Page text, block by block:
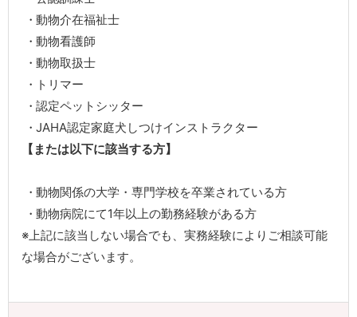
動物介在福祉士
動物看護師
動物取扱士
トリマー
認定ペットシッター
JAHA認定家庭犬しつけインストラクター
【または以下に該当する方】
動物関係の大学・専門学校を卒業されている方
動物病院にて1年以上の勤務経験がある方
※上記に該当しない場合でも、実務経験によりご相談可能
な場合がございます。